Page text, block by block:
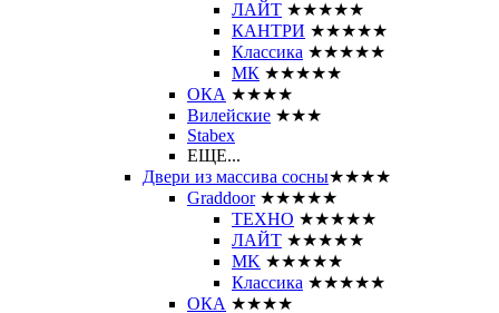
ЛАЙТ ★★★★★
КАНТРИ ★★★★★
Классика ★★★★★
МК ★★★★★
ОКА ★★★★
Вилейские ★★★
Stabex
ЕЩЕ...
Двери из массива сосны★★★★
Graddoor ★★★★★
ТЕХНО ★★★★★
ЛАЙТ ★★★★★
MK ★★★★★
Классика ★★★★★
ОКА ★★★★